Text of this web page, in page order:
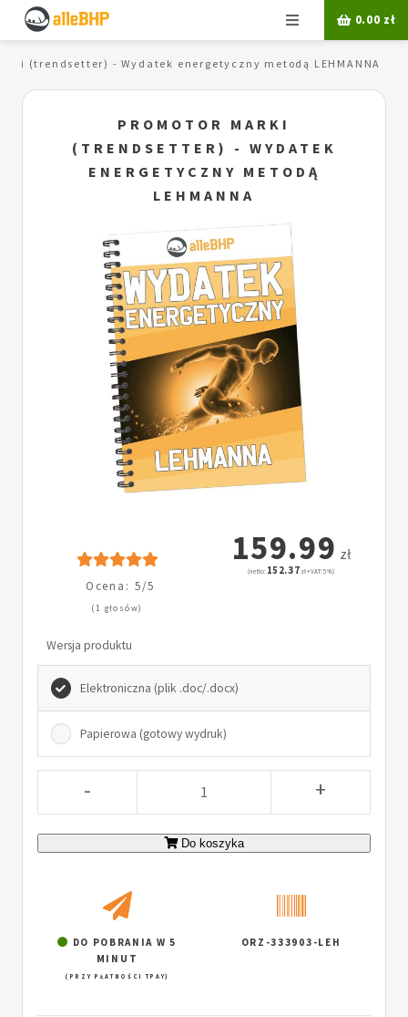
Menu 0.00 zł
(trendsetter) - Wydatek energetyczny metodą LEHMANNA
PROMOTOR MARKI
(TRENDSETTER) - WYDATEK
ENERGETYCZNY METODĄ
LEHMANNA
Ocena: 5/5
(1 głosów)
159.99 zł
(netto: 152.37 zł + VAT: 5%)
Wersja produktu
Elektroniczna (plik .doc/.docx)
Papierowa (gotowy wydruk)
- +
Do koszyka
DO POBRANIA W 5
MINUT
(PRZY PŁATNOŚCI TPAY)
ORZ-333903-LEH